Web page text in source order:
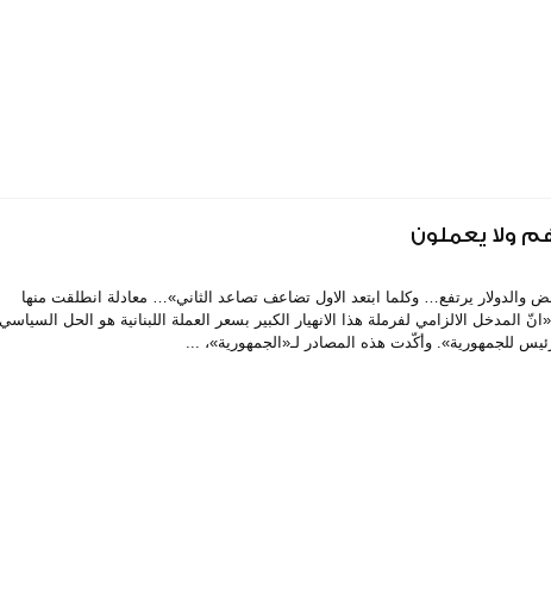
ولا يعملون
الاول تضاعف تصاعد الثاني»… معادلة انطلقت منها مصادر مالية لتؤكّد «انّ المدخل
يبدأ بإنتخاب رئيس للجمهورية». وأكّدت هذه المصادر لـ«الجمهورية»، ...